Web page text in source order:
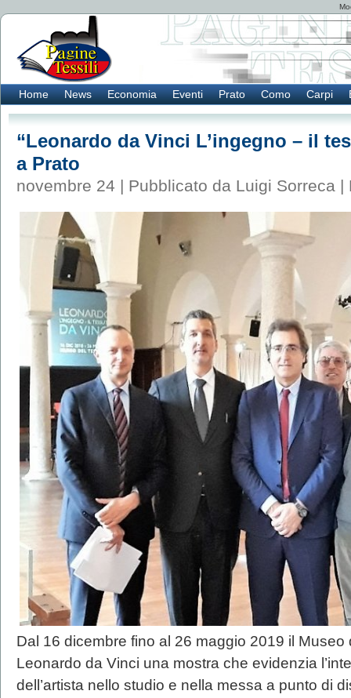
Home News Economia Eventi Prato Como Carpi
“Leonardo da Vinci L’ingegno – il
a Prato
novembre 24 | Pubblicato da Luigi Sorreca |
Dal 16 dicembre fino al 26 maggio 2019 il
Leonardo da Vinci una mostra che evidenzia
dell’artista nello studio e nella messa a punto di